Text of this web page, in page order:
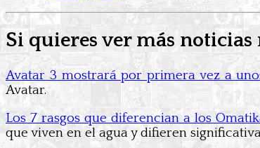
Si quieres ver más noticias
Avatar 3 mostrará por primera vez a
Avatar.
Los 7 rasgos que diferencian a los
que viven en el agua y difieren